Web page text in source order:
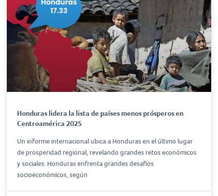
Honduras lidera la lista de países menos prósperos en
Centroamérica 2025
Un informe internacional ubica a Honduras en el último lugar
de prosperidad regional, revelando grandes retos económicos
y sociales. Honduras enfrenta grandes desafíos
socioeconómicos, según